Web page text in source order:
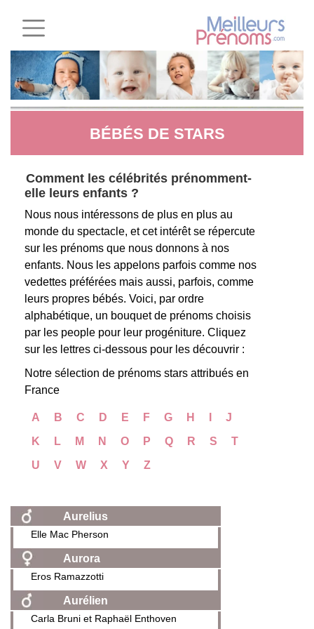
BÉBÉS DE STARS
Comment les célébrités prénomment-
elle leurs enfants ?
Nous nous intéressons de plus en plus au
monde du spectacle, et cet intérêt se répercute
sur les prénoms que nous donnons à nos
enfants. Nous les appelons parfois comme nos
vedettes préférées mais aussi, parfois, comme
leurs propres bébés. Voici, par ordre
alphabétique, un bouquet de prénoms choisis
par les people pour leur progéniture. Cliquez
sur les lettres ci-dessous pour les découvrir :
Notre sélection de prénoms stars attribués en
France
A B C D E F G H
J
K
L M N O P Q R S
T
U
V W X Y Z
Aurelius
Elle Mac Pherson
Aurora
Eros Ramazzotti
Aurélien
Carla Bruni et Raphaël Enthoven